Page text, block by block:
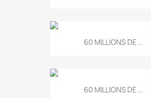
60 MILLIONS DE...
60 MILLIONS DE...